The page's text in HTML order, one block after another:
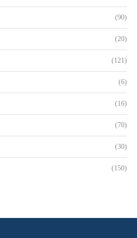
(90)
(20)
(121)
(6)
(16)
(70)
(30)
(150)